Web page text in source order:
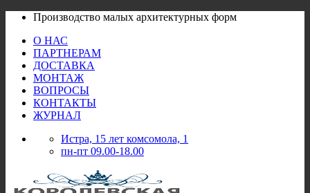
Skip
content
Производство малых архитектурных форм
О НАС
ПАРТНЕРАМ
ДОСТАВКА
МОНТАЖ
ВОПРОСЫ
КОНТАКТЫ
ЖУРНАЛ
Истра, 15 лет комсомола, 1
пн-пт 09.00-18.00